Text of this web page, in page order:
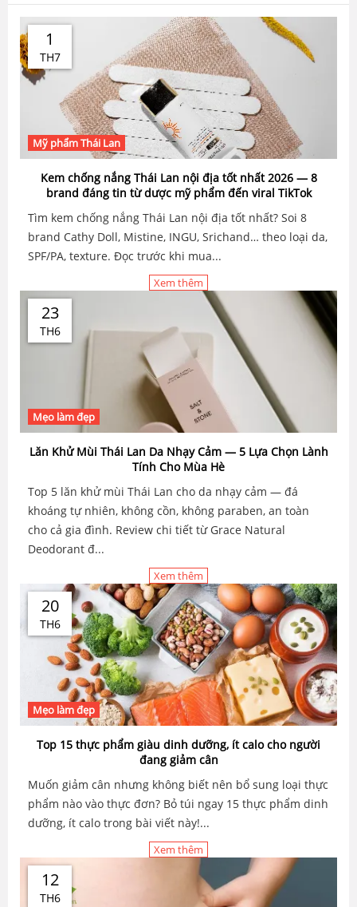
1
TH7
Mỹ phẩm Thái Lan
Kem chống nắng Thái Lan nội địa tốt nhất 2026 — 8
brand đáng tin từ dược mỹ phẩm đến viral TikTok
Tìm kem chống nắng Thái Lan nội địa tốt nhất? Soi 8
brand Cathy Doll, Mistine, INGU, Srichand… theo loại da,
SPF/PA, texture. Đọc trước khi mua...
Xem thêm
23
TH6
Mẹo làm đẹp
Lăn Khử Mùi Thái Lan Da Nhạy Cảm — 5 Lựa Chọn Lành
Tính Cho Mùa Hè
Top 5 lăn khử mùi Thái Lan cho da nhạy cảm — đá
khoáng tự nhiên, không cồn, không paraben, an toàn
cho cả gia đình. Review chi tiết từ Grace Natural
Deodorant đ...
Xem thêm
20
TH6
Mẹo làm đẹp
Top 15 thực phẩm giàu dinh dưỡng, ít calo cho người
đang giảm cân
Muốn giảm cân nhưng không biết nên bổ sung loại thực
phẩm nào vào thực đơn? Bỏ túi ngay 15 thực phẩm dinh
dưỡng, ít calo trong bài viết này!...
Xem thêm
12
TH6